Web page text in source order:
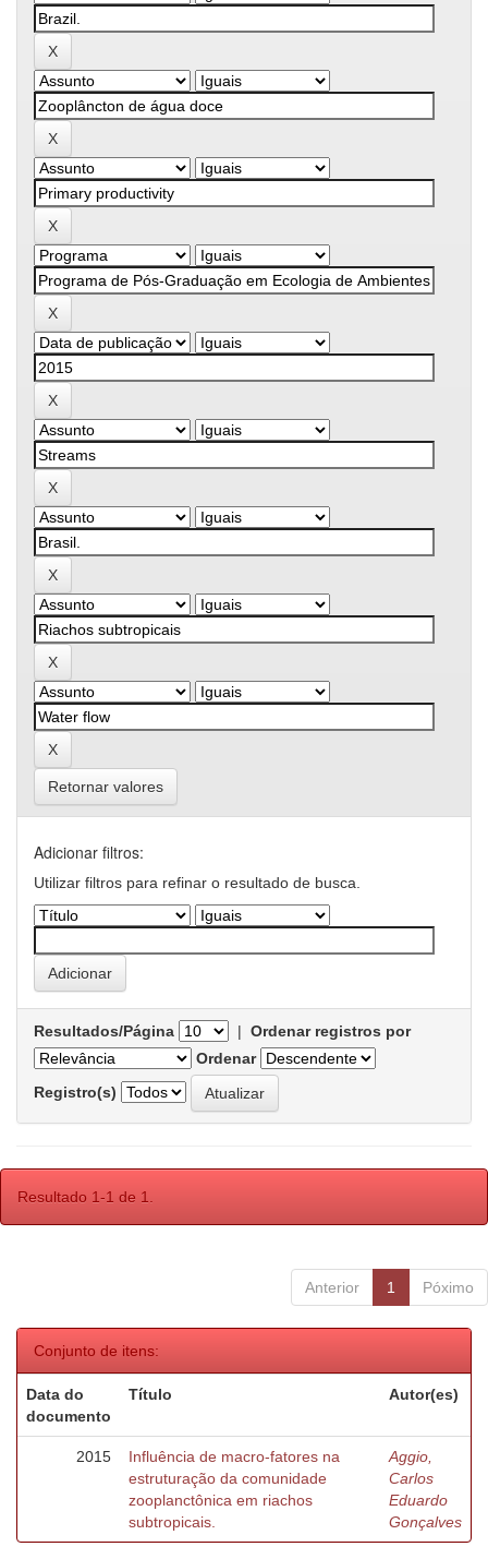
Retornar valores
Adicionar filtros:
Utilizar filtros para refinar o resultado de busca.
Resultados/Página | Ordenar registros por
Ordenar
Registro(s)
Resultado 1-1 de 1.
Anterior 1 Póximo
Conjunto de itens:
Data do
documento
Título Autor(es)
2015
Influência de macro-fatores na
estruturação da comunidade
zooplanctônica em riachos
subtropicais.
Aggio,
Carlos
Eduardo
Gonçalves